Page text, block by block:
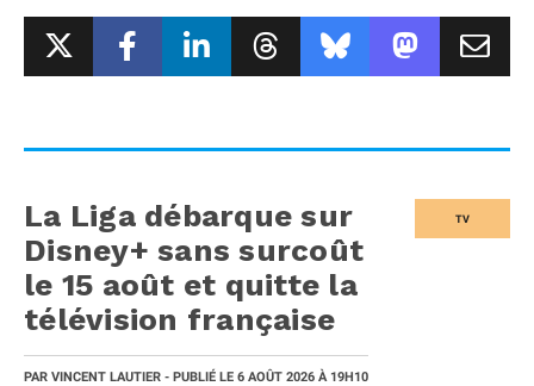
TV
La Liga débarque sur
Disney+ sans surcoût
le 15 août et quitte la
télévision française
PAR VINCENT LAUTIER - PUBLIÉ LE 6 AOÛT 2026 À 19H10